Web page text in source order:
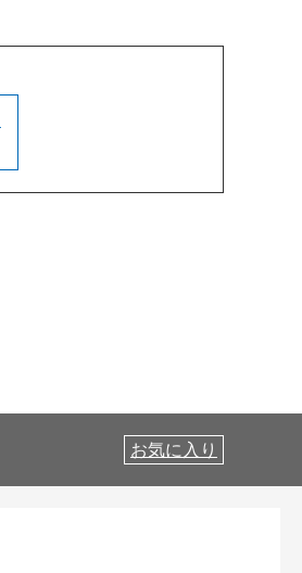
お気に入り